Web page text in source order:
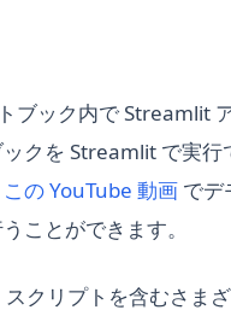
ブック内で Streamlit
クを Streamlit で実
この YouTube 動画 でデ
ことができます。
クリプトを含むさま